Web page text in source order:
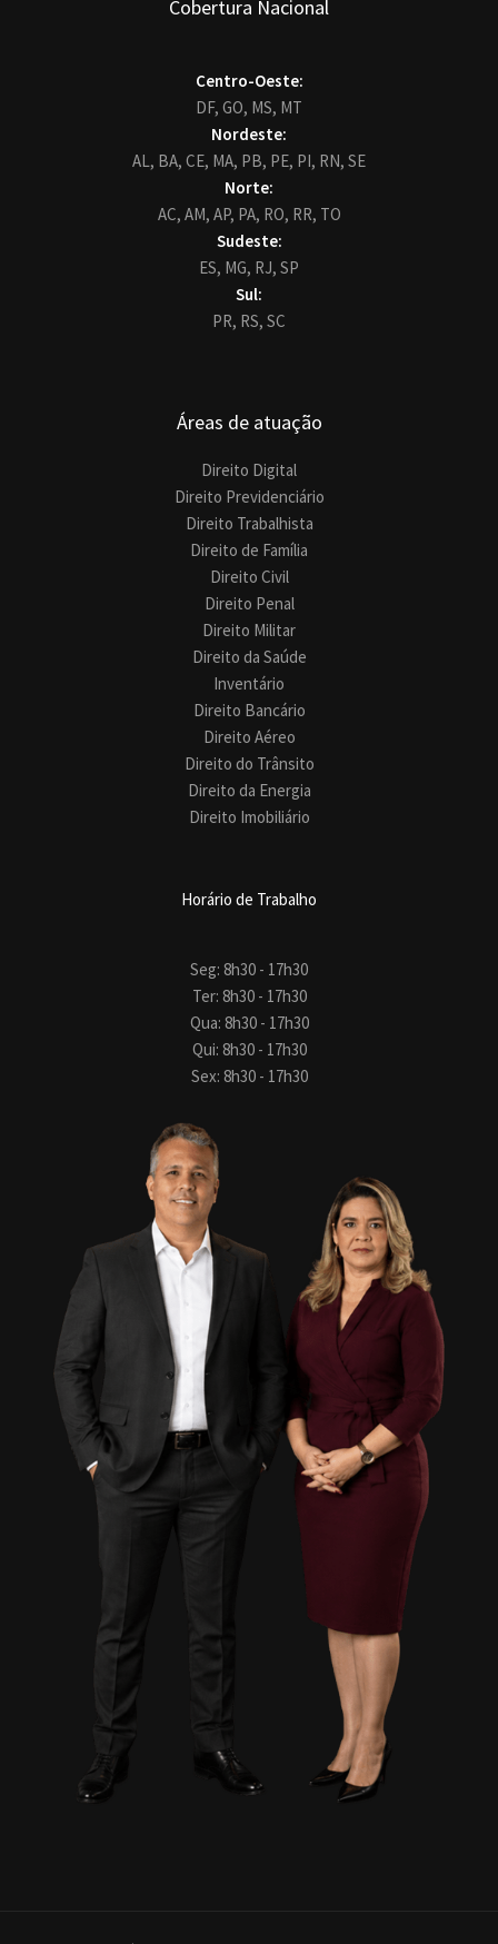
Cobertura Nacional
Centro-Oeste:
DF, GO, MS, MT
Nordeste:
AL, BA, CE, MA, PB, PE, PI, RN, SE
Norte:
AC, AM, AP, PA, RO, RR, TO
Sudeste:
ES, MG, RJ, SP
Sul:
PR, RS, SC
Áreas de atuação
Direito Digital
Direito Previdenciário
Direito Trabalhista
Direito de Família
Direito Civil
Direito Penal
Direito Militar
Direito da Saúde
Inventário
Direito Bancário
Direito Aéreo
Direito do Trânsito
Direito da Energia
Direito Imobiliário
Horário de Trabalho
Seg: 8h30 - 17h30
Ter: 8h30 - 17h30
Qua: 8h30 - 17h30
Qui: 8h30 - 17h30
Sex: 8h30 - 17h30